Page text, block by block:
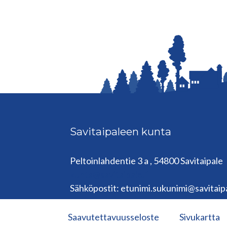
Savitaipaleen kunta
Peltoinlahdentie 3 a , 54800 Savitaipale
Sähköpostit:
Saavutettavuusseloste Sivukartta